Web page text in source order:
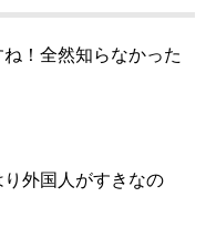
！全然知らなかった
外国人がすきなの